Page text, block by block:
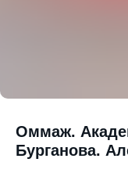
Оммаж.
Бурганова.